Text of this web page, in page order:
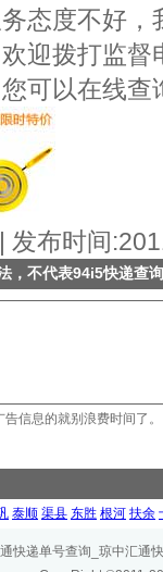
态度不好
欢迎拨打监
可以在线
发布时间
，不代表94i5快递查
信息的就别浪费时间了。
泰顺 渠县 东胜 根河 扶余
快递单号查询_琼中汇通